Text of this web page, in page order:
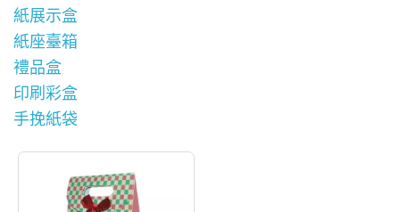
紙展示盒
紙座臺箱
禮品盒
印刷彩盒
手挽紙袋